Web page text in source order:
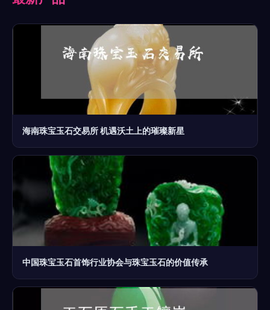
海南珠宝玉石交易所 机遇沃土上的璀璨新星
中国珠宝玉石首饰行业协会与珠宝玉石的价值传承